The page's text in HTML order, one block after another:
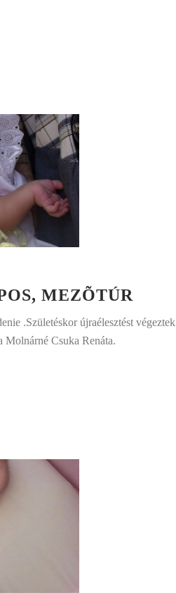
MEZÕTÚR
.Születéskor újraélesztést végeztek
Molnárné Csuka Renáta.